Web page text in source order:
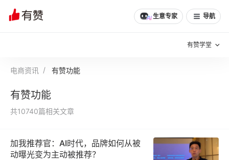
生意专家 导航
有赞学堂
私域日历
有赞成功案例 新零售最佳实践
电商资讯 有赞功能
有赞功能
共10740篇相关文章
加我推荐官：AI时代，品牌如何从被
动曝光变为主动被推荐？